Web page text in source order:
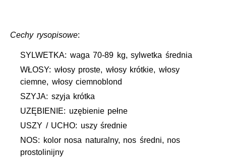
Cechy rysopisowe:
SYLWETKA: waga 70-89 kg, sylwetka średnia
WŁOSY: włosy proste, włosy krótkie, włosy
ciemne, włosy ciemnoblond
SZYJA: szyja krótka
UZĘBIENIE: uzębienie pełne
USZY / UCHO: uszy średnie
NOS: kolor nosa naturalny, nos średni, nos
prostolinijny